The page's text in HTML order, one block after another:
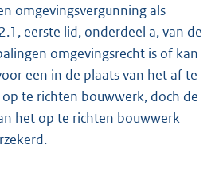
omgevingsvergunning als
eerste lid, onderdeel a, van de
omgevingsrecht is of kan
een in de plaats van het af te
te richten bouwwerk, doch de
het op te richten bouwwerk